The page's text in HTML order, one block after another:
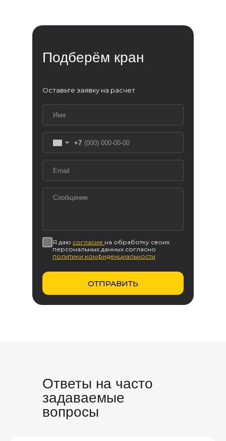
Оставьте заявку на расчет
+7
Я даю согласие на обработку своих
персональных данных согласно
политики конфиденциальности
ОТПРАВИТЬ
Подберём кран
Ответы на часто
задаваемые
вопросы
Согласие на обработку персональных
Мы рады и всегда на связи! Пишите на
info@kranpm.ru